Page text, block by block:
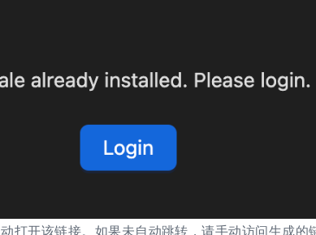
打开该链接。如果未自动跳转，请手动访问生成的